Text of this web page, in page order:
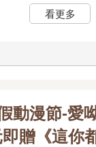
看更多
動漫節-愛
贈《這你